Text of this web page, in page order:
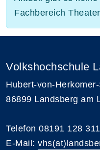
Fachbereich
Volkshochschule
Hubert-von-
86899 Landsberg am
Telefon 08191 128
E-Mail: